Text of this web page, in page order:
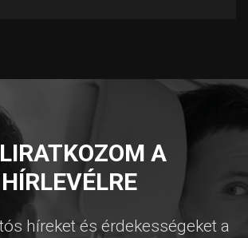
A
HÍRLEVÉLRE
híreket és érdekességeket a